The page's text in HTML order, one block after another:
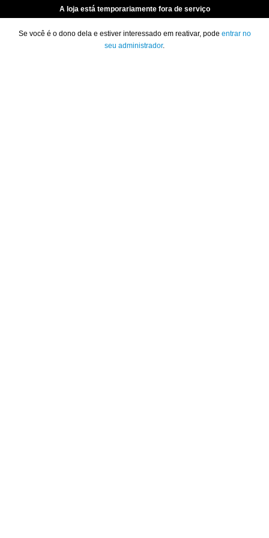
A loja está temporariamente fora de serviço
Se você é o dono dela e estiver interessado em reativar, pode entrar no
seu administrador.